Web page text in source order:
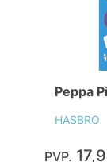
Peppa
HASBRO
PVP.